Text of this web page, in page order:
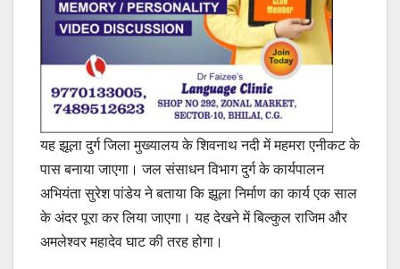
यह झूला दुर्ग जिला मुख्यालय के शिवनाथ नदी में महमरा एनीकट के
पास बनाया जाएगा। जल संसाधन विभाग दुर्ग के कार्यपालन
अभियंता सुरेश पांडेय ने बताया कि झूला निर्माण का कार्य एक साल
के अंदर पूरा कर लिया जाएगा। यह देखने में बिल्कुल राजिम और
अमलेश्वर महादेव घाट की तरह होगा।